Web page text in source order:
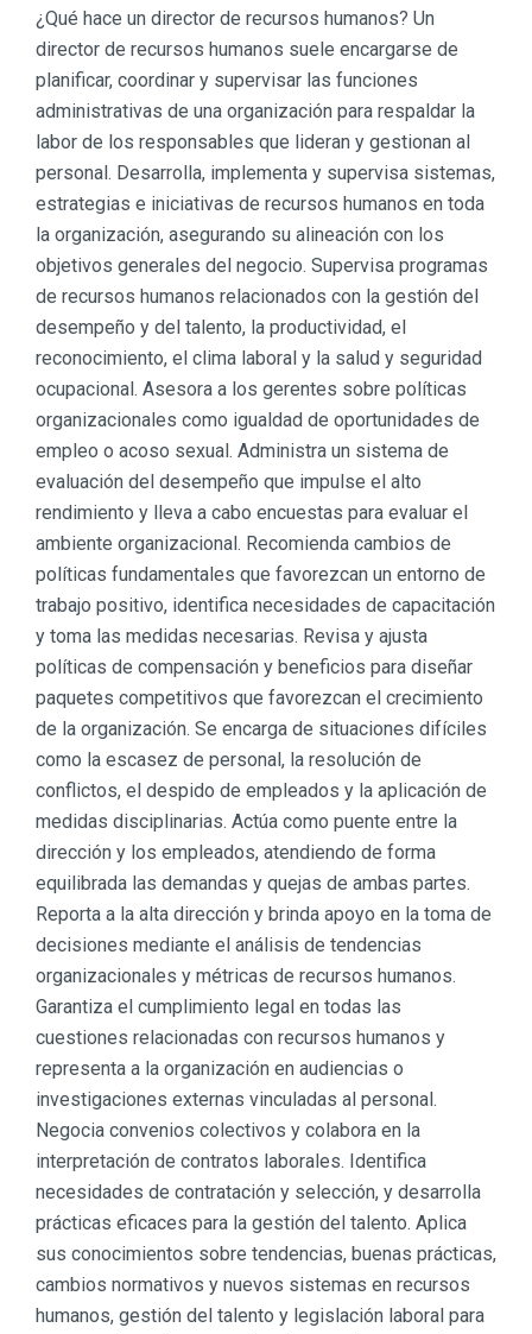
¿Qué hace un director de recursos humanos? Un
director de recursos humanos suele encargarse de
planificar, coordinar y supervisar las funciones
administrativas de una organización para respaldar la
labor de los responsables que lideran y gestionan al
personal. Desarrolla, implementa y supervisa sistemas,
estrategias e iniciativas de recursos humanos en toda
la organización, asegurando su alineación con los
objetivos generales del negocio. Supervisa programas
de recursos humanos relacionados con la gestión del
desempeño y del talento, la productividad, el
reconocimiento, el clima laboral y la salud y seguridad
ocupacional. Asesora a los gerentes sobre políticas
organizacionales como igualdad de oportunidades de
empleo o acoso sexual. Administra un sistema de
evaluación del desempeño que impulse el alto
rendimiento y lleva a cabo encuestas para evaluar el
ambiente organizacional. Recomienda cambios de
políticas fundamentales que favorezcan un entorno de
trabajo positivo, identifica necesidades de capacitación
y toma las medidas necesarias. Revisa y ajusta
políticas de compensación y beneficios para diseñar
paquetes competitivos que favorezcan el crecimiento
de la organización. Se encarga de situaciones difíciles
como la escasez de personal, la resolución de
conflictos, el despido de empleados y la aplicación de
medidas disciplinarias. Actúa como puente entre la
dirección y los empleados, atendiendo de forma
equilibrada las demandas y quejas de ambas partes.
Reporta a la alta dirección y brinda apoyo en la toma de
decisiones mediante el análisis de tendencias
organizacionales y métricas de recursos humanos.
Garantiza el cumplimiento legal en todas las
cuestiones relacionadas con recursos humanos y
representa a la organización en audiencias o
investigaciones externas vinculadas al personal.
Negocia convenios colectivos y colabora en la
interpretación de contratos laborales. Identifica
necesidades de contratación y selección, y desarrolla
prácticas eficaces para la gestión del talento. Aplica
sus conocimientos sobre tendencias, buenas prácticas,
cambios normativos y nuevos sistemas en recursos
humanos, gestión del talento y legislación laboral para